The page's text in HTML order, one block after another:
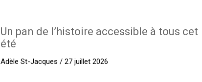
Un pan de l’histoire accessible à tous cet
été
Adèle St-Jacques / 27 juillet 2026